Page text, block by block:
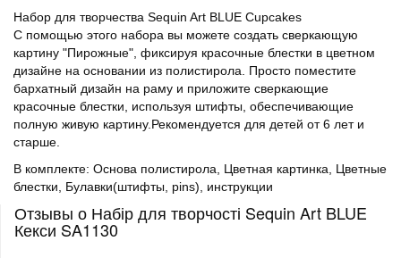
Набор для творчества Sequin Art BLUE Cupcakes
С помощью этого набора вы можете создать сверкающую
картину "Пирожные", фиксируя красочные блестки в цветном
дизайне на основании из полистирола. Просто поместите
бархатный дизайн на раму и приложите сверкающие
красочные блестки, используя штифты, обеспечивающие
полную живую картину.Рекомендуется для детей от 6 лет и
старше.
В комплекте: Основа полистирола, Цветная картинка, Цветные
блестки, Булавки(штифты, pins), инструкции
Отзывы о Набір для творчості Sequin Art BLUE
Кекси SA1130